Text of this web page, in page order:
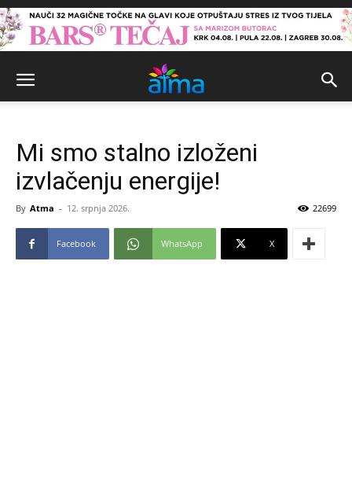
Mi smo stalno izloženi
izvlačenju energije!
By Atma - 12. srpnja 2026. 22699
Facebook WhatsApp X